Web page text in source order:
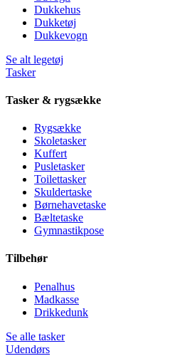
Dukkehus
Dukketøj
Dukkevogn
Se alt legetøj
Tasker
Tasker & rygsække
Rygsække
Skoletasker
Kuffert
Pusletasker
Toilettasker
Skuldertaske
Børnehavetaske
Bæltetaske
Gymnastikpose
Tilbehør
Penalhus
Madkasse
Drikkedunk
Se alle tasker
Udendørs